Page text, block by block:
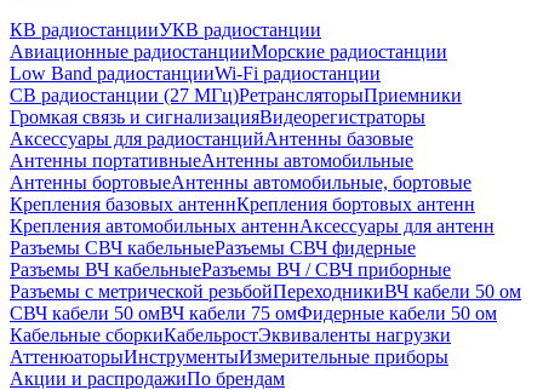
КВ радиостанцииУКВ радиостанции
Авиационные радиостанцииМорские радиостанции
Low Band радиостанцииWi-Fi радиостанции
CB радиостанции (27 МГц)РетрансляторыПриемники
Громкая связь и сигнализацияВидеорегистраторы
Аксессуары для радиостанцийАнтенны базовые
Антенны портативныеАнтенны автомобильные
Антенны бортовыеАнтенны автомобильные, бортовые
Крепления базовых антеннКрепления бортовых антенн
Крепления автомобильных антеннАксессуары для антенн
Разъемы СВЧ кабельныеРазъемы СВЧ фидерные
Разъемы ВЧ кабельныеРазъемы ВЧ / СВЧ приборные
Разъемы с метрической резьбойПереходникиВЧ кабели 50 ом
СВЧ кабели 50 омВЧ кабели 75 омФидерные кабели 50 ом
Кабельные сборкиКабельростЭквиваленты нагрузки
АттенюаторыИнструментыИзмерительные приборы
Акции и распродажиПо брендам